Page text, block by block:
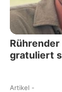
gratuliert
Artikel -